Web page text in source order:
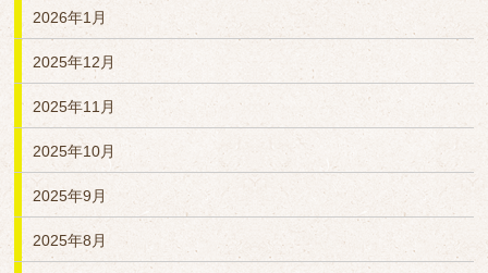
2026年1月
2025年12月
2025年11月
2025年10月
2025年9月
2025年8月